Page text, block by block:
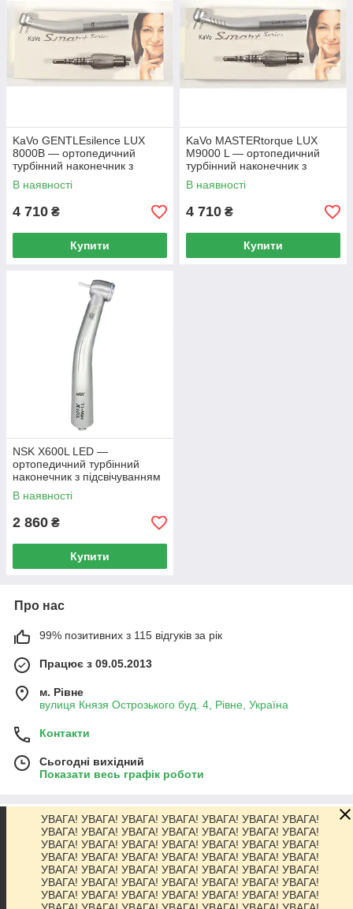
KaVo GENTLEsilence LUX
8000B — ортопедичний
турбінний наконечник з
фіброоптикою, з адаптером
MULTIflex (М6)
В наявності
4 710 ₴
Купити
KaVo MASTERtorque LUX
M9000 L — ортопедичний
турбінний наконечник з
фіброоптикою, з адаптером
MULTIflex (М6)
В наявності
4 710 ₴
Купити
NSK X600L LED —
ортопедичний турбінний
наконечник з підсвічуванням
В наявності
2 860 ₴
Купити
Про нас
99% позитивних з 115 відгуків за рік
Працює з 09.05.2013
м. Рівне
вулиця Князя Острозького буд. 4, Рівне, Україна
Контакти
Сьогодні вихідний
Показати весь графік роботи
Про нас
Контакти
Доставка та оплата
УВАГА! УВАГА! УВАГА! УВАГА! УВАГА! УВАГА! УВАГА!
УВАГА! УВАГА! УВАГА! УВАГА! УВАГА! УВАГА! УВАГА!
УВАГА! УВАГА! УВАГА! УВАГА! УВАГА! УВАГА! УВАГА!
УВАГА! УВАГА! УВАГА! УВАГА! УВАГА! УВАГА! УВАГА!
УВАГА! УВАГА! УВАГА! УВАГА! УВАГА! УВАГА! УВАГА!
УВАГА! УВАГА! УВАГА! УВАГА! УВАГА! УВАГА! УВАГА!
УВАГА! УВАГА! УВАГА! УВАГА! УВАГА! УВАГА! УВАГА!